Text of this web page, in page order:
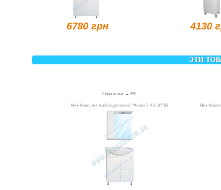
6780 грн 4130
ЭТИ
Ширина: мм: ↔ 650
Міні-Комплект меблів для ванної "Альба Т-4 Z-1Л" 65 Міні-